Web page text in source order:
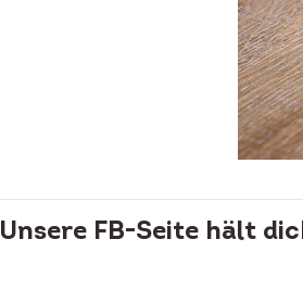
Unsere FB-Seite hält